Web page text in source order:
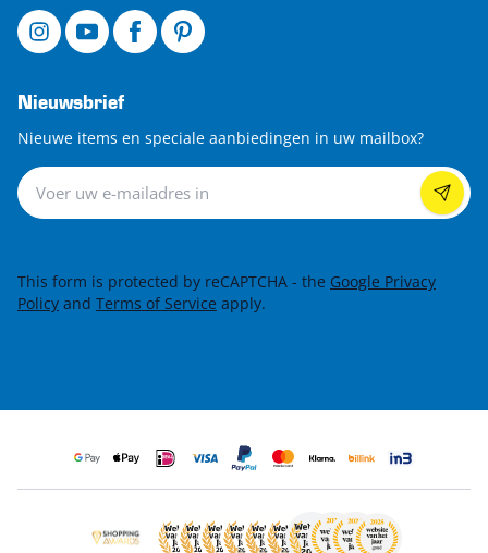
Nieuwsbrief
Nieuwe items en speciale aanbiedingen in uw mailbox?
Nieuwsbrief
This form is protected by reCAPTCHA - the Google Privacy
Policy and Terms of Service apply.